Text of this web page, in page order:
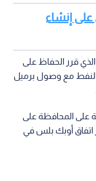
على إنشاء
قرر الحفاظ على
النفط مع وصول برميل
على المحافظة على
اتفاق أوبك بلس في